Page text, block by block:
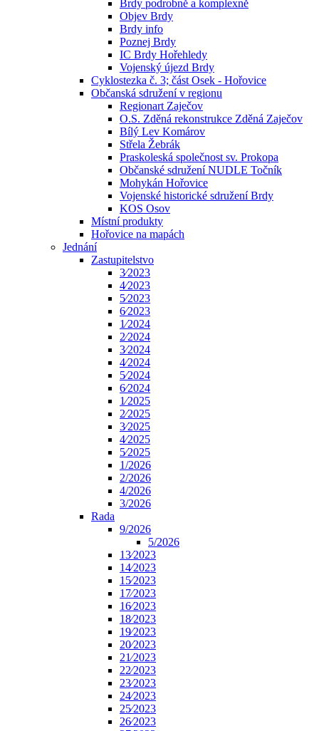
Brdy podrobně a komplexně
Objev Brdy
Brdy info
Poznej Brdy
IC Brdy Hořehledy
Vojenský újezd Brdy
Cyklostezka č. 3; část Osek - Hořovice
Občanská sdružení v regionu
Regionart Zaječov
O.S. Zděná rekonstrukce Zděná Zaječov
Bílý Lev Komárov
Střela Žebrák
Praskoleská společnost sv. Prokopa
Občanské sdružení NUDLE Točník
Mohykán Hořovice
Vojenské historické sdružení Brdy
KOS Osov
Místní produkty
Hořovice na mapách
Jednání
Zastupitelstvo
3⁄2023
4⁄2023
5⁄2023
6⁄2023
1⁄2024
2⁄2024
3⁄2024
4⁄2024
5⁄2024
6⁄2024
1⁄2025
2⁄2025
3⁄2025
4⁄2025
5⁄2025
1/2026
2/2026
4/2026
3/2026
Rada
9/2026
5/2026
13⁄2023
14⁄2023
15⁄2023
17⁄2023
16⁄2023
18⁄2023
19⁄2023
20⁄2023
21⁄2023
22⁄2023
23⁄2023
24⁄2023
25⁄2023
26⁄2023